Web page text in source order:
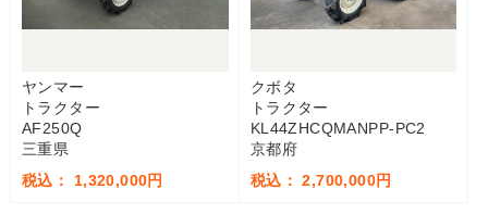
ヤンマー
トラクター
AF250Q
三重県
税込： 1,320,000円
クボタ
トラクター
KL44ZHCQMANPP-PC2
京都府
税込： 2,700,000円